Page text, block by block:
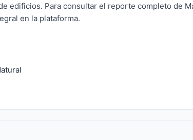
edificios. Para consultar el reporte completo de
en la plataforma.